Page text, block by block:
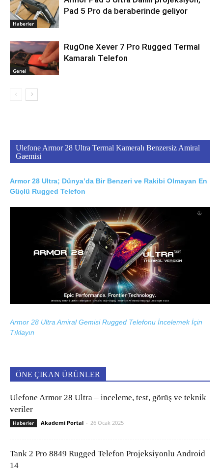
Haberler
Pad 5 Pro da beraberinde geliyor
Genel
RugOne Xever 7 Pro Rugged Termal
Kamaralı Telefon
Ulefone Armor 28 Ultra Termal Kameralı Benzersiz Amiral
Gaemisi
Armor 28 Ultra; Dünya’da Bir Benzeri ve Rakibi Olmayan En
Güçlü Rugged Telefon
Armor 28 Ultra Amiral Gemisi Rugged Telefonu İncelemek İçin
Tıklayın
ÖNE ÇIKAN ÜRÜNLER
Ulefone Armor 28 Ultra – inceleme, test, görüş ve teknik
veriler
Haberler Akademi Portal - 26 Ocak 2025
Tank 2 Pro 8849 Rugged Telefon Projeksiyonlu Android
14